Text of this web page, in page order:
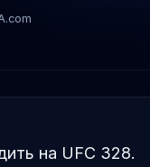
на UFC 328.